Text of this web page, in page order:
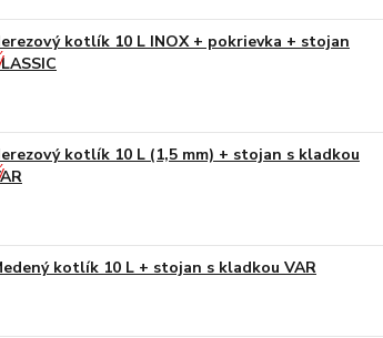
kotlík 10 L INOX + pokrievka + stojan
kotlík 10 L (1,5 mm) + stojan s kladkou
kotlík 10 L + stojan s kladkou VAR